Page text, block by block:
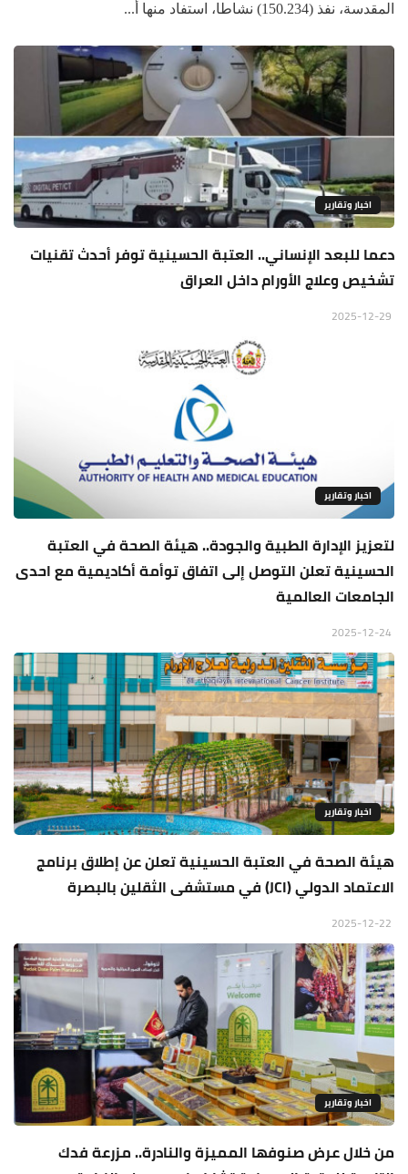
المقدسة، نفذ (150.234) نشاطا، استفاد منها أ...
اخبار وتقارير
دعما للبعد الإنساني.. العتبة الحسينية توفر أحدث تقنيات
تشخيص وعلاج الأورام داخل العراق
اخبار وتقارير
لتعزيز الإدارة الطبية والجودة.. هيئة الصحة في العتبة
الحسينية تعلن التوصل إلى اتفاق توأمة أكاديمية مع احدى
الجامعات العالمية
اخبار وتقارير
هيئة الصحة في العتبة الحسينية تعلن عن إطلاق برنامج
الاعتماد الدولي (JCI) في مستشفى الثقلين بالبصرة
اخبار وتقارير
من خلال عرض صنوفها المميزة والنادرة.. مزرعة فدك